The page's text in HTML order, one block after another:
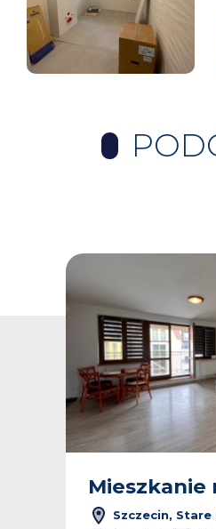
do ulubionych
Mieszkanie
Szczecin, Stare